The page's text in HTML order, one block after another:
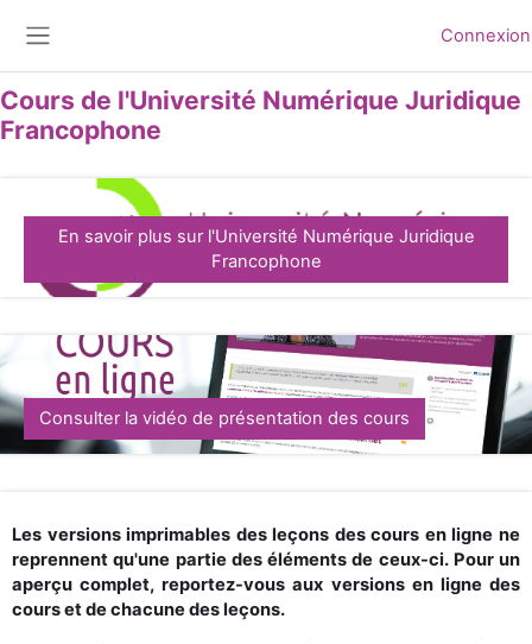
Connexion
Cours de l'Université Numérique Juridique
Francophone
En savoir plus sur l'Université Numérique Juridique
Francophone
Consulter la vidéo de présentation des cours
Les versions imprimables des leçons des cours en ligne ne
reprennent qu'une partie des éléments de ceux-ci. Pour un
aperçu complet, reportez-vous aux versions en ligne des
cours et de chacune des leçons.